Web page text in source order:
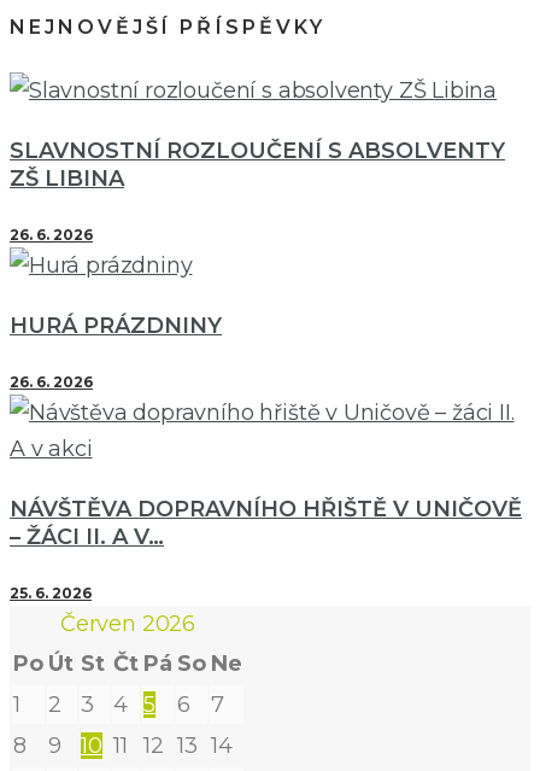
NEJNOVĚJŠÍ PŘÍSPĚVKY
SLAVNOSTNÍ ROZLOUČENÍ S ABSOLVENTY
ZŠ LIBINA
26. 6. 2026
HURÁ PRÁZDNINY
26. 6. 2026
NÁVŠTĚVA DOPRAVNÍHO HŘIŠTĚ V UNIČOVĚ
– ŽÁCI II. A V…
25. 6. 2026
Červen 2026
Po Út St Čt Pá So Ne
1
2 3 4 5 6
7
8
9 10 11 12 13 14